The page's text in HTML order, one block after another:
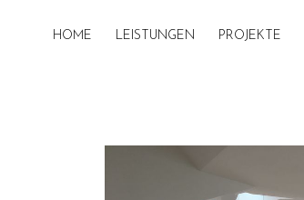
HOME LEISTUNGEN PROJEKTE